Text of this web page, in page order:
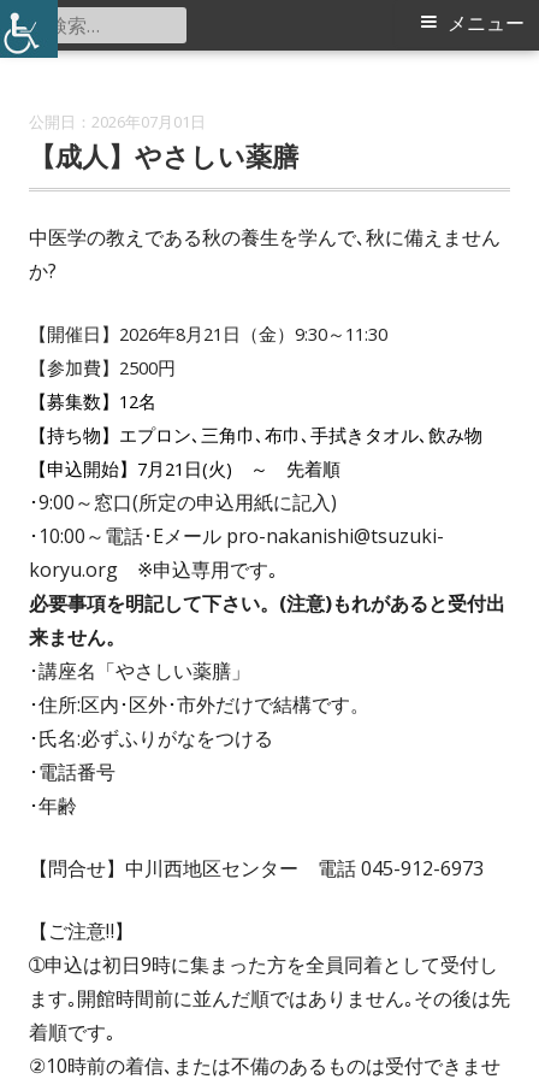
コ
ン
中川西地区センター
メ
メニュー
検
索:
2026年07月01日
【成人】やさしい薬膳
中医学の教えである秋の養生を学んで､秋に備えません
か?
【開催日】2026年8月21日（金）9:30～11:30
【参加費】 2500円
【募集数】12名
【持ち物】エプロン､三角巾､布巾､手拭きタオル､飲み物
【申込開始】7月21日(火) ～ 先着順
･9:00～窓口(所定の申込用紙に記入)
･10:00～電話･Eメール pro-nakanishi@tsuzuki-
koryu.org ※申込専用です｡
必要事項を明記して下さい。 (注意)もれがあると受付出
来ません。
･講座名「やさしい薬膳」
･住所:区内･区外･市外だけで結構です。
･氏名:必ずふりがなをつける
･電話番号
･年齢
【問合せ】中川西地区センター 電話 045-912-6973
【ご注意‼】
➀申込は初日9時に集まった方を全員同着として受付し
ます｡開館時間前に並んだ順ではありません｡その後は先
着順です｡
②10時前の着信､または不備のあるものは受付できませ